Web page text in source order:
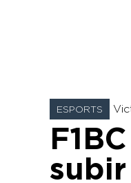
ESPORTS
subir